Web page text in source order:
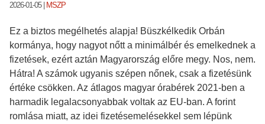
2026-01-05| MSZP
Ez a biztos megélhetés alapja! Büszkélkedik Orbán
kormánya, hogy nagyot nőtt a minimálbér és emelkednek a
fizetések, ezért aztán Magyarország előre megy. Nos, nem.
Hátra! A számok ugyanis szépen nőnek, csak a fizetésünk
értéke csökken. Az átlagos magyar órabérek 2021-ben a
harmadik legalacsonyabbak voltak az EU-ban. A forint
romlása miatt, az idei fizetésemelésekkel sem lépünk